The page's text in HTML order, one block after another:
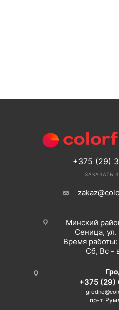
+375 (29)
ЗАКАЗАТЬ
Минский
Сеница,
Время работы:
Сб, Вс -
+375 (29)
пр-т.